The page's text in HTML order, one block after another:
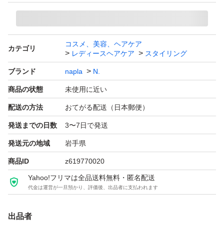
・取り扱っている商品はすべて正規品です。ただし、真贋
に関するご質問や、到着後に「正規品かどうか」を理由と
した返品には対応できません。不安な方は購入をお控えく
・価格交渉やバラ売りは不可となります。
・発送には最大で7日ほどかかる場合があります。お急ぎ
の方はご遠慮ください。
・自宅保管品のため、状態やロット番号まで細かく気にさ
れる方はご購入をお控えください。
ナプラ N. ポリッシュオイル マンダリンオレンジ＆ベルガ
モットの香り 150ml
ブランド：napla N.ナプラ エヌドット N. ポリッシュオイ
ブランド：napla N.ナプラ エヌドット N. ポリッシュオイ
カテゴリ
コスメ、美容、ヘアケア
レディースヘアケア
スタイリング
ブランド napla N.
商品の状態 未使用に近い
配送の方法 おてがる配送（日本郵便）
発送までの日数 3〜7日で発送
発送元の地域 岩手県
商品ID z619770020
Yahoo!フリマは全品送料無料・匿名配送
代金は運営が一旦預かり、評価後、出品者に支払われます
出品者